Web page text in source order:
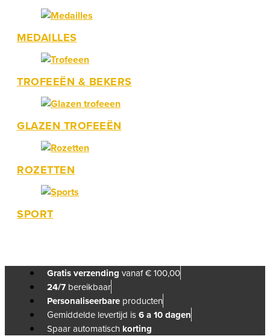
MEDAILLES
TROFEEËN & BEKERS
GLAZEN TROFEEËN
ROZETTEN
SPORT
Gratis verzending vanaf € 100,00
24/7 bereikbaar
Personaliseerbare producten
Gemiddelde levertijd is6 a 10 dagen
Spaar automatisch korting